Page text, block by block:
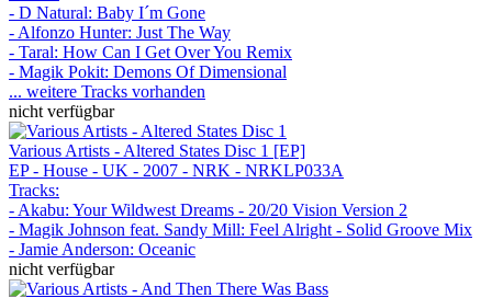
- D Natural: Baby I´m Gone
- Alfonzo Hunter: Just The Way
- Taral: How Can I Get Over You Remix
- Magik Pokit: Demons Of Dimensional
... weitere Tracks vorhanden
nicht verfügbar
Various Artists - Altered States Disc 1 [EP]
EP - House - UK - 2007 - NRK - NRKLP033A
Tracks:
- Akabu: Your Wildwest Dreams - 20/20 Vision Version 2
- Magik Johnson feat. Sandy Mill: Feel Alright - Solid Groove Mix
- Jamie Anderson: Oceanic
nicht verfügbar